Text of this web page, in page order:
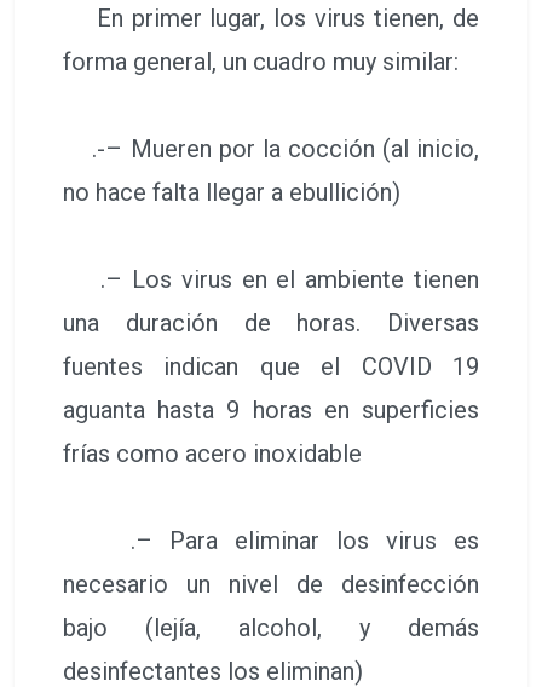
En primer lugar, los virus tienen, de
forma general, un cuadro muy similar:
.-– Mueren por la cocción (al inicio,
no hace falta llegar a ebullición)
.– Los virus en el ambiente tienen
una duración de horas. Diversas
fuentes indican que el COVID 19
aguanta hasta 9 horas en superficies
frías como acero inoxidable
.– Para eliminar los virus es
necesario un nivel de desinfección
bajo (lejía, alcohol, y demás
desinfectantes los eliminan)